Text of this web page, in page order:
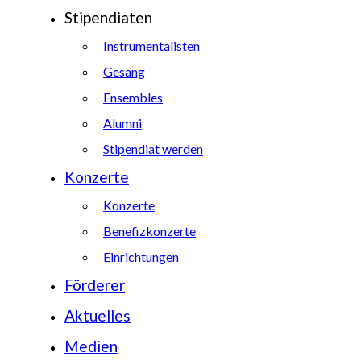
Stipendiaten
Instrumentalisten
Gesang
Ensembles
Alumni
Stipendiat werden
Konzerte
Konzerte
Benefizkonzerte
Einrichtungen
Förderer
Aktuelles
Medien